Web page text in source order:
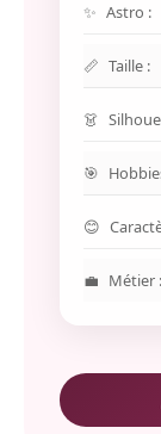
Astro :
Taille :
Métier :